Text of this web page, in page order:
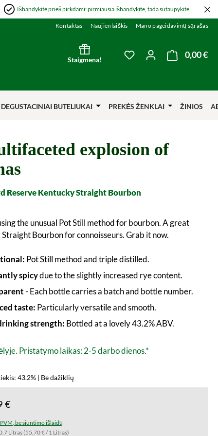
Išbandykite prieš pirkdami: pirmiausia išbandykite, tada sutaupykite
Kontaktas Naujienlaiškis Mano pageidavimų sąrašas
Staigmena!
You have 0 wishlist
0,00 €
DEGUSTACINIAI BUTELIUKAI PREKĖS ŽENKLAI ŽINIOS
explosion of
Reserve Kentucky Straight Bourbon
the unusual Pot Still method for bourbon. A great
Bourbon for connoisseurs. Grab it now.
Pot Still method and triple distilled.
spicydue to the slightly increased rye content.
- Each bottle carries a batch and bottle number.
taste: Particularly versatile and smooth.
strength: Bottled at a lovely 43.2% ABV.
Pristatymo laikas: 2-5 darbo dienos.*
43.2% | Be dažiklių
€
be siuntimo išlaidų
Litras(55,70 € / 1 Litras)